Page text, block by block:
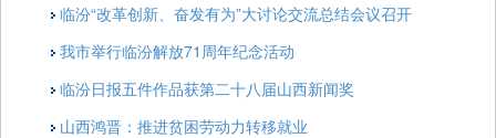
临汾“改革创新、奋发有为”大讨论交流总结会议召开
我市举行临汾解放71周年纪念活动
临汾日报五件作品获第二十八届山西新闻奖
山西鸿晋：推进贫困劳动力转移就业